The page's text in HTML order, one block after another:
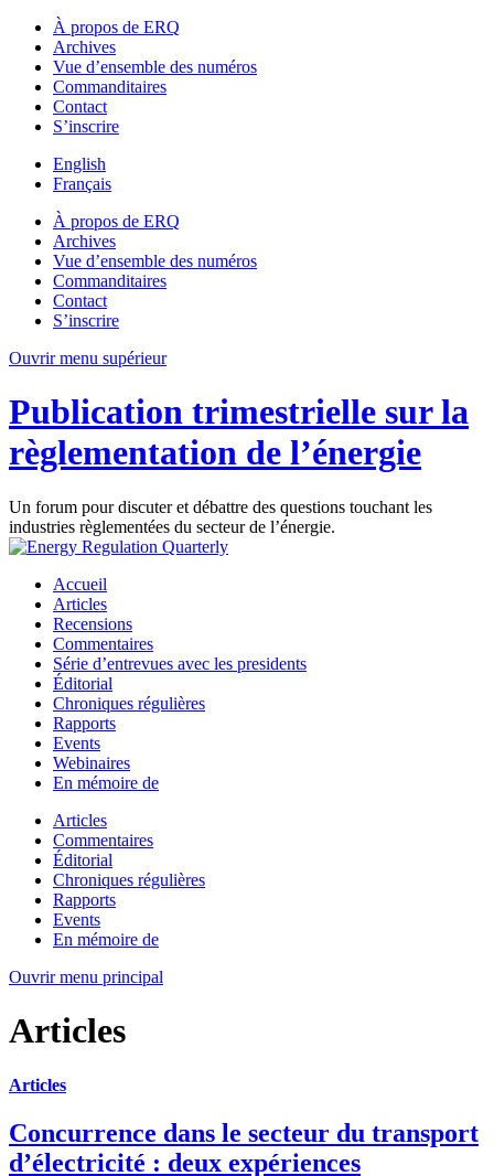
À propos de ERQ
Archives
Vue d’ensemble des numéros
Commanditaires
Contact
S’inscrire
English
Français
À propos de ERQ
Archives
Vue d’ensemble des numéros
Commanditaires
Contact
S’inscrire
Ouvrir menu supérieur
Publication trimestrielle sur la
règlementation de l’énergie
Un forum pour discuter et débattre des questions touchant les
industries règlementées du secteur de l’énergie.
Accueil
Articles
Recensions
Commentaires
Série d’entrevues avec les presidents
Éditorial
Chroniques régulières
Rapports
Events
Webinaires
En mémoire de
Articles
Commentaires
Éditorial
Chroniques régulières
Rapports
Events
En mémoire de
Ouvrir menu principal
Articles
Articles
Concurrence dans le secteur du transport
d’électricité : deux expériences